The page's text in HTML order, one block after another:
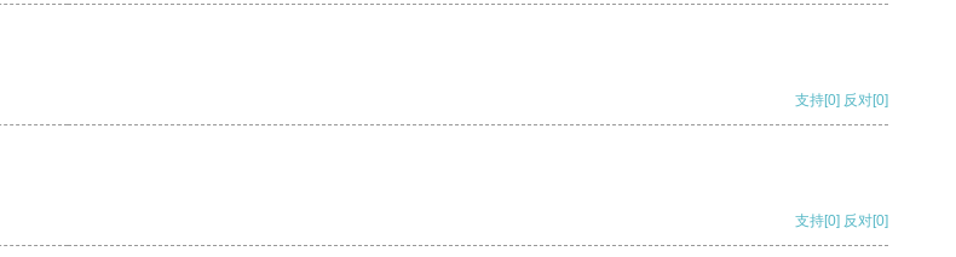
支持[0] 反对[0]
支持[0] 反对[0]